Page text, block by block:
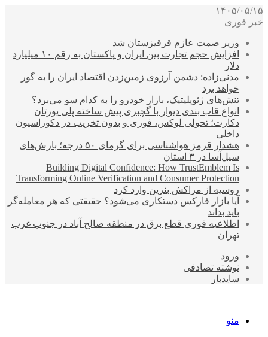
۱۴۰۵/۰۵/۱۵
خبر فوری
وزیر صمت عازم قرقیزستان شد
افزایش حجم تجارت بین ایران و پاکستان به رقم ۱۰ میلیارد
دلار
مدنی‌زاده: دشمن آرزوی زمین‌زدن اقتصاد ایران را به گور
خواهد برد
تنش‌های ژئوپلیتیک، بازار خودرو را به کدام سو می‌برد؟
انواع قاب بندی دیوار با گچبری پیش ساخته پلی یورتان
دکارت؛ تحولی لوکس، فوری و بدون تخریب در دکوراسیون
داخلی
هشدار قرمز هواشناسی برای گرمای ۵۰ درجه؛ بارش‌های
سیل‌آسا در ۳ استان
Building Digital Confidence: How TrustEmblem Is
Transforming Online Verification and Consumer Protection
روسیه از مراکش بنزین وارد کرد
آیا بازار فارکس دستکاری می‌شود؟ حقیقتی که هر معامله‌گر
باید بداند
اطلاعیه فوری قطع برق در منطقه صالح آباد در جنوب غرب
تهران
ورود
نوشته تصادفی
سایدبار
منو